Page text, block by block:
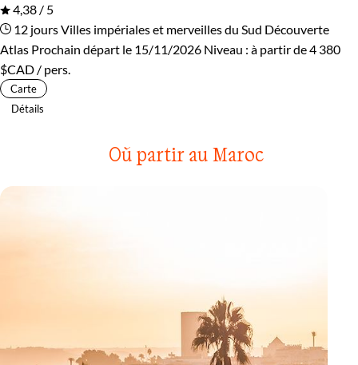
4,38 / 5
12 joursVilles impériales et merveilles du Sud Découverte
Atlas Prochain départ le 15/11/2026 Niveau : à partir de4 380
$CAD / pers.
Carte
Détails
Où partir au Maroc